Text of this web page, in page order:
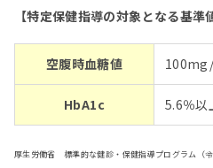
【特定保健指導の対象となる基準
空腹時血糖値
HbA1c 5.6％以
厚生労働省 標準的な健診・保健指導プログラム（令